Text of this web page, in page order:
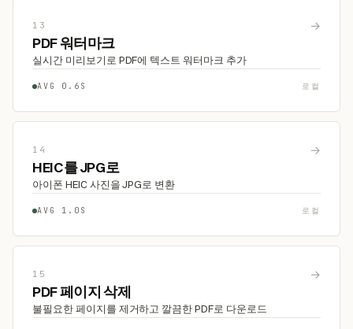
13 →
PDF 워터마크
실시간 미리보기로 PDF에 텍스트 워터마크 추가
AVG 0.6S 로컬
14 →
HEIC를 JPG로
아이폰 HEIC 사진을 JPG로 변환
AVG 1.0S 로컬
15 →
PDF 페이지 삭제
불필요한 페이지를 제거하고 깔끔한 PDF로 다운로드